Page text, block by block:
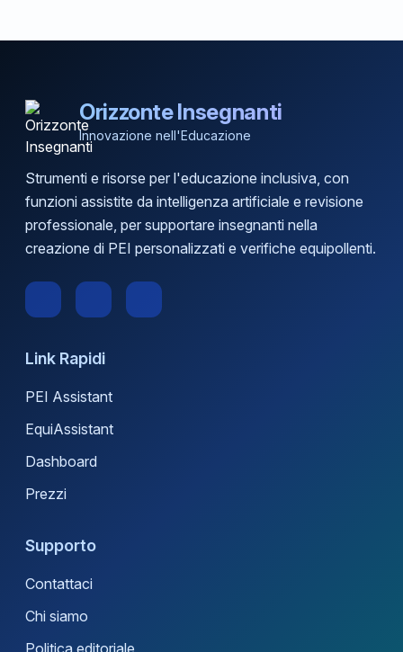
Orizzonte Insegnanti
Innovazione nell'Educazione
Strumenti e risorse per l'educazione inclusiva, con
funzioni assistite da intelligenza artificiale e revisione
professionale, per supportare insegnanti nella
creazione di PEI personalizzati e verifiche equipollenti.
Link Rapidi
PEI Assistant
EquiAssistant
Dashboard
Prezzi
Supporto
Contattaci
Chi siamo
Politica editoriale